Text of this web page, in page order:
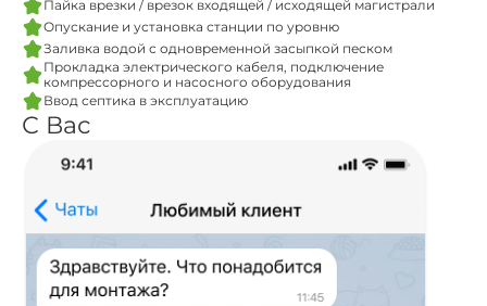
Пайка врезки / врезок входящей / исходящей магистрали
Опускание и установка станции по уровню
Заливка водой с одновременной засыпкой песком
Прокладка электрического кабеля, подключение
компрессорного и насосного оборудования
Ввод септика в эксплуатацию
С Вас